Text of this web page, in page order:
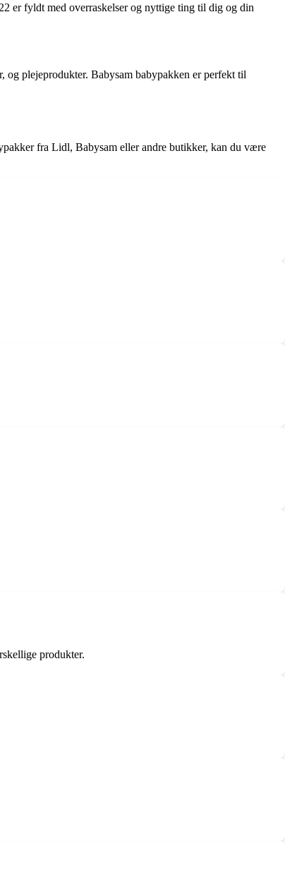
er fyldt med overraskelser og nyttige ting til dig og din
og plejeprodukter. Babysam babypakken er perfekt til
fra Lidl, Babysam eller andre butikker, kan du være
produkter.